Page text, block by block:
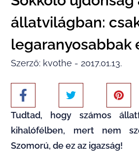
állatvilágban:
legaranyosabbak
Szerző: kvothe - 2017.01.13.
Tudtad, hogy számos
kihalófélben, mert nem
Szomorú, de ez az igazság!